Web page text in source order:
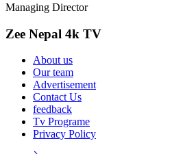
Managing Director
Zee Nepal 4k TV
About us
Our team
Advertisement
Contact Us
feedback
Tv Programe
Privacy Policy